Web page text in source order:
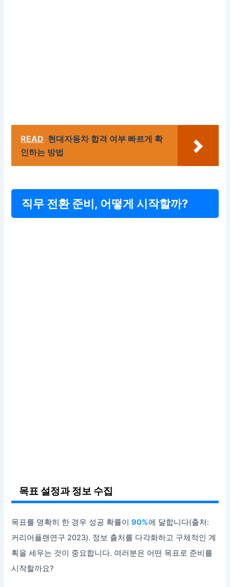
READ 현대자동차 합격 여부 빠르게 확
인하는 방법
직무 전환 준비, 어떻게 시작할까?
목표 설정과 정보 수집
목표를 명확히 한 경우 성공 확률이90%에 달합니다(출처:
커리어플랜연구 2023). 정보 출처를 다각화하고 구체적인 계
획을 세우는 것이 중요합니다. 여러분은 어떤 목표로 준비를
시작할까요?